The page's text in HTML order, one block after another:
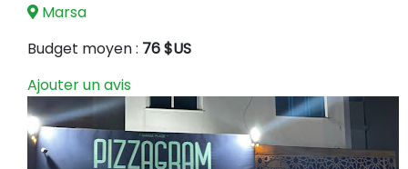
Marsa
Budget moyen : 76 $US
Ajouter un avis